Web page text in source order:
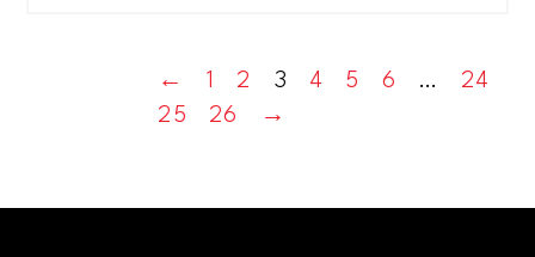
← 1 2 3 4 5 6 …
24
25
26 →